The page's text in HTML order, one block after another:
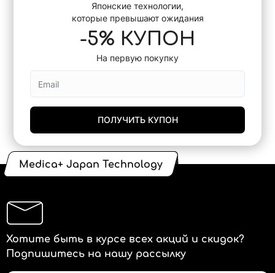
Японские технологии,
которые превышают ожидания
-5% КУПОН
На первую покупку
ПОЛУЧИТЬ КУПОН
Medica+ Japan Technology
Хотите быть в курсе всех акций и скидок?
Подпишитесь на нашу рассылку